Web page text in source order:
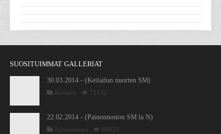
SUOSITUIMMAT GALLERIAT
30.03.2014 - (Keilailun nuorten SM)
Keilailu
71152
22.02.2014 - (Painonnoston SM la N)
Painonnosto
69023